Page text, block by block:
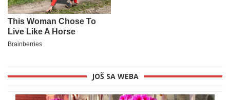
JOŠ SA WEBA